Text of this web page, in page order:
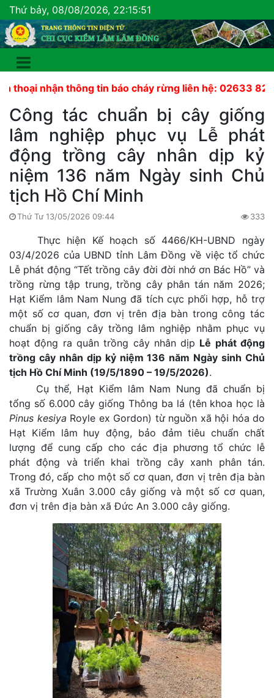
Thứ bảy, 08/08/2026, 22:15:52
thông tin báo cháy rừng liên hệ: 02633 822 441
Công tác chuẩn bị cây giống
lâm nghiệp phục vụ Lễ phát
động trồng cây nhân dịp kỷ
niệm 136 năm Ngày sinh Chủ
tịch Hồ Chí Minh
Thứ Tư 13/05/2026 09:44 333
Thực hiện Kế hoạch số 4466/KH-UBND ngày
03/4/2026 của UBND tỉnh Lâm Đồng về việc tổ chức
Lễ phát động “Tết trồng cây đời đời nhớ ơn Bác Hồ” và
trồng rừng tập trung, trồng cây phân tán năm 2026;
Hạt Kiểm lâm Nam Nung đã tích cực phối hợp, hỗ trợ
một số cơ quan, đơn vị trên địa bàn trong công tác
chuẩn bị giống cây trồng lâm nghiệp nhằm phục vụ
hoạt động ra quân trồng cây nhân dịp Lễ phát động
trồng cây nhân dịp kỷ niệm 136 năm Ngày sinh Chủ
tịch Hồ Chí Minh (19/5/1890 – 19/5/2026).
Cụ thể, Hạt Kiểm lâm Nam Nung đã chuẩn bị
tổng số 6.000 cây giống Thông ba lá (tên khoa học là
Pinus kesiya Royle ex Gordon) từ nguồn xã hội hóa do
Hạt Kiểm lâm huy động, bảo đảm tiêu chuẩn chất
lượng để cung cấp cho các địa phương tổ chức lễ
phát động và triển khai trồng cây xanh phân tán.
Trong đó, cấp cho một số cơ quan, đơn vị trên địa bàn
xã Trường Xuân 3.000 cây giống và một số cơ quan,
đơn vị trên địa bàn xã Đức An 3.000 cây giống.